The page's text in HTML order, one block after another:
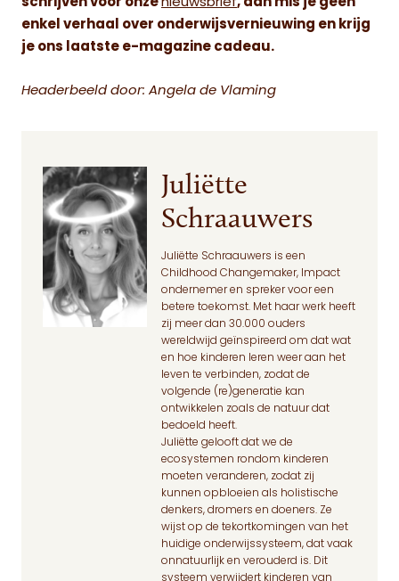
schrijven voor onze nieuwsbrief, dan mis je geen
enkel verhaal over onderwijsvernieuwing en krijg
je ons laatste e-magazine cadeau.
Headerbeeld door: Angela de Vlaming
Juliëtte
Schraauwers
Juliëtte Schraauwers is een
Childhood Changemaker, Impact
ondernemer en spreker voor een
betere toekomst. Met haar werk heeft
zij meer dan 30.000 ouders
wereldwijd geïnspireerd om dat wat
en hoe kinderen leren weer aan het
leven te verbinden, zodat de
volgende (re)generatie kan
ontwikkelen zoals de natuur dat
bedoeld heeft.
Juliëtte gelooft dat we de
ecosystemen rondom kinderen
moeten veranderen, zodat zij
kunnen opbloeien als holistische
denkers, dromers en doeners. Ze
wijst op de tekortkomingen van het
huidige onderwijssysteem, dat vaak
onnatuurlijk en verouderd is. Dit
systeem verwijdert kinderen van